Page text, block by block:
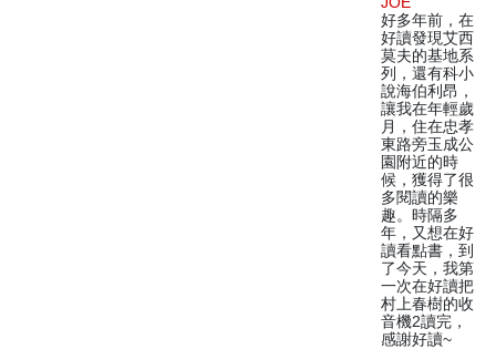
好多年前，在
好讀發現艾西
莫夫的基地系
列，還有科小
說海伯利昂，
讓我在年輕歲
月，住在忠孝
東路旁玉成公
園附近的時
候，獲得了很
多閱讀的樂
趣。時隔多
年，又想在好
讀看點書，到
了今天，我第
一次在好讀把
村上春樹的收
音機2讀完，
感謝好讀~